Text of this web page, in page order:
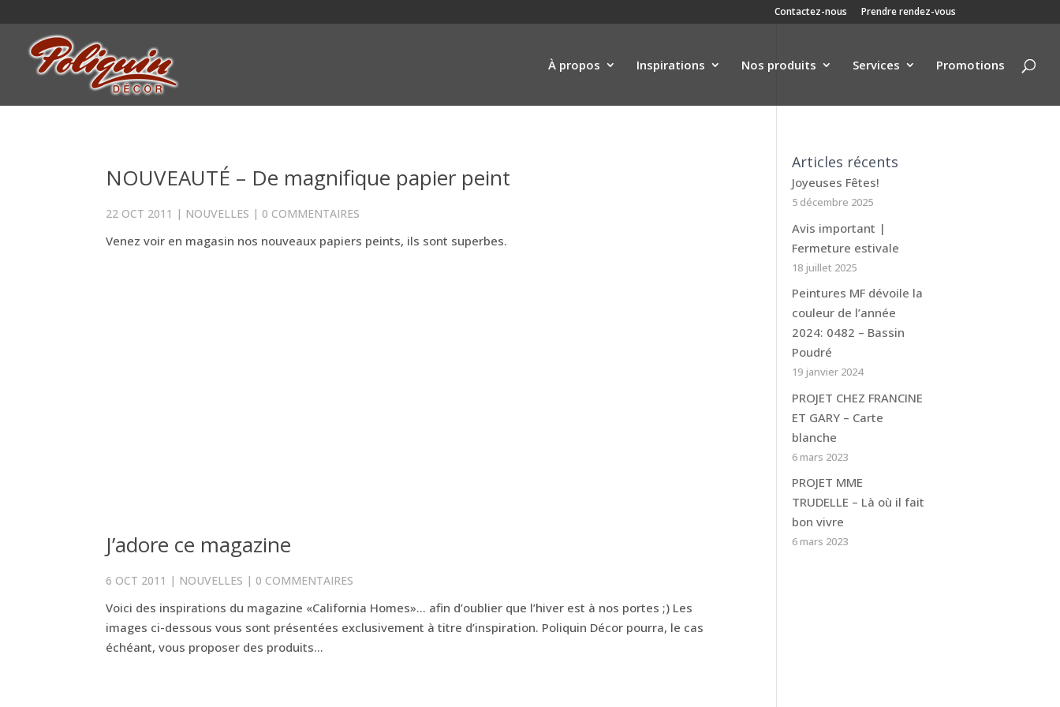
Contactez-nous Prendre rendez-vous
À propos Inspirations Nos produits Services Promotions
NOUVEAUTÉ – De magnifique papier peint
22 OCT 2011 | NOUVELLES | 0 COMMENTAIRES
Venez voir en magasin nos nouveaux papiers peints, ils sont superbes.
J’adore ce magazine
6 OCT 2011 | NOUVELLES | 0 COMMENTAIRES
Voici des inspirations du magazine «California Homes»… afin d’oublier que l’hiver est à nos portes ;) Les
images ci-dessous vous sont présentées exclusivement à titre d’inspiration. Poliquin Décor pourra, le cas
échéant, vous proposer des produits...
Articles récents
Joyeuses Fêtes!
5 décembre 2025
Avis important |
Fermeture estivale
18 juillet 2025
Peintures MF dévoile la
couleur de l’année
2024: 0482 – Bassin
Poudré
19 janvier 2024
PROJET CHEZ FRANCINE
ET GARY – Carte
blanche
6 mars 2023
PROJET MME
TRUDELLE – Là où il fait
bon vivre
6 mars 2023